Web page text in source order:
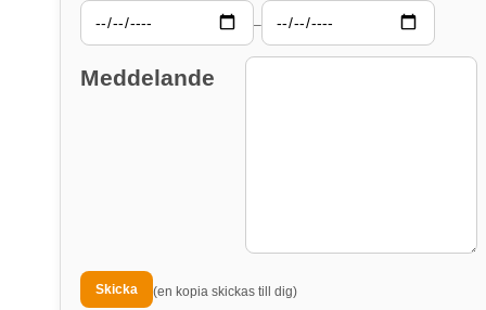
–
Meddelande
(en kopia skickas till dig)